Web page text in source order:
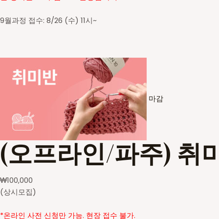
9월과정 접수: 8/26 (수) 11시~
마감
(오프라인/파주) 취
₩100,000
(상시모집)
*온라인 사전 신청만 가능. 현장 접수 불가.